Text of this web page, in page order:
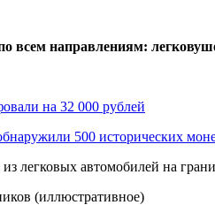
всем направлениям:
на 32 000 рублей
500 исторических
(иллюстративное)